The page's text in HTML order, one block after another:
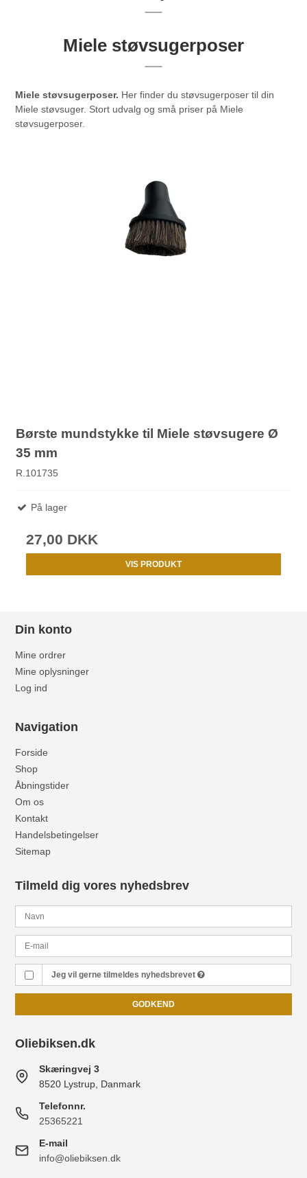
Miele støvsugerposer
Miele støvsugerposer. Her finder du støvsugerposer til din
Miele støvsuger. Stort udvalg og små priser på Miele
støvsugerposer.
Børste mundstykke til Miele støvsugere Ø
35 mm
R.101735
På lager
27,00 DKK
VIS PRODUKT
Din konto
Mine ordrer
Mine oplysninger
Log ind
Navigation
Forside
Shop
Åbningstider
Om os
Kontakt
Handelsbetingelser
Sitemap
Tilmeld dig vores nyhedsbrev
Jeg vil gerne tilmeldes nyhedsbrevet
GODKEND
Oliebiksen.dk
Skæringvej 3
8520 Lystrup, Danmark
Telefonnr.
25365221
E-mail
info@oliebiksen.dk